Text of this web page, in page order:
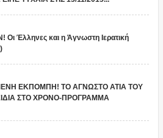
Έλληνες και η Άγνωστη Ιερατική
ΕΚΠΟΜΠΗ! ΤΟ ΑΓΝΩΣΤΟ ΑΤΙΑ ΤΟΥ
ΣΤΟ ΧΡΟΝΟ-ΠΡΟΓΡΑΜΜΑ